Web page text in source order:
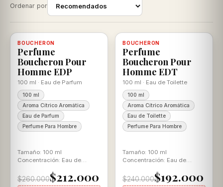
Ordenar por
-18%
BOUCHERON
Perfume
Boucheron Pour
Homme EDP
100 ml · Eau de Parfum
100 ml
Aroma Cítrico Aromática
Eau de Parfum
Perfume Para Hombre
Tamaño: 100 ml
Concentración: Eau de
Aromática
$260.000$212.000
Disponible, con descuento -20%
BOUCHERON
Perfume
Boucheron Pour
Homme EDT
100 ml · Eau de Toilette
100 ml
Aroma Cítrico Aromática
Eau de Toilette
Perfume Para Hombre
Tamaño: 100 ml
Concentración: Eau de
Aromática
$240.000$192.000
Disponible, con descuento